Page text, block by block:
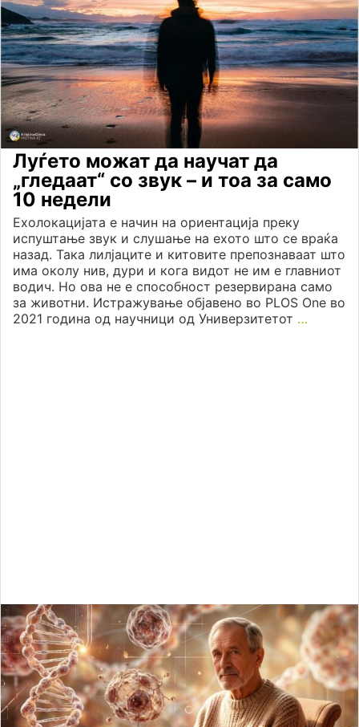
Луѓето можат да научат да
„гледаат“ со звук – и тоа за само
10 недели
Ехолокацијата е начин на ориентација преку
испуштање звук и слушање на ехото што се враќа
назад. Така лилјаците и китовите препознаваат што
има околу нив, дури и кога видот не им е главниот
водич. Но ова не е способност резервирана само
за животни. Истражување објавено во PLOS One во
2021 година од научници од Универзитетот …